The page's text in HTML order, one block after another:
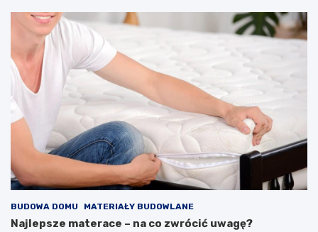
BUDOWA DOMU MATERIAŁY BUDOWLANE
Najlepsze materace – na co zwrócić uwagę?